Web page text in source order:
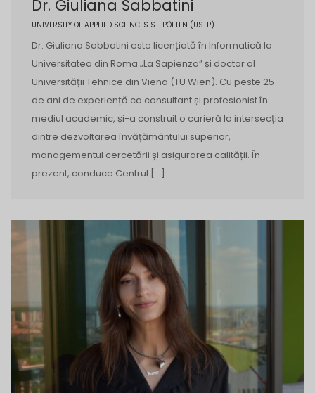
Dr. Giuliana Sabbatini
UNIVERSITY OF APPLIED SCIENCES ST. PÖLTEN (USTP)
Dr. Giuliana Sabbatini este licențiată în Informatică la
Universitatea din Roma „La Sapienza” și doctor al
Universității Tehnice din Viena (TU Wien). Cu peste 25
de ani de experiență ca consultant și profesionist în
mediul academic, și-a construit o carieră la intersecția
dintre dezvoltarea învățământului superior,
managementul cercetării și asigurarea calității. În
prezent, conduce Centrul […]